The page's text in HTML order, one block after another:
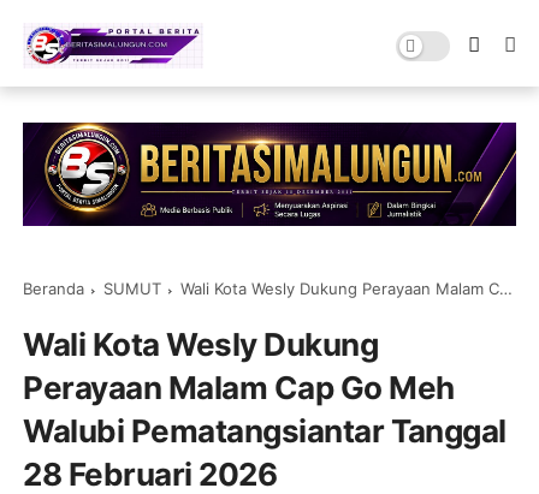
Beranda SUMUT Wali Kota Wesly Dukung Perayaan Malam Cap Go Meh Walubi Pematangsiantar Tanggal 28 Februari 2026
Wali Kota Wesly Dukung
Perayaan Malam Cap Go Meh
Walubi Pematangsiantar Tanggal
28 Februari 2026